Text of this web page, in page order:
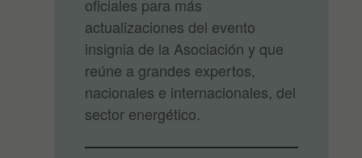
oficiales para más
actualizaciones del evento
insignia de la Asociación y que
reúne a grandes expertos,
nacionales e internacionales, del
sector energético.